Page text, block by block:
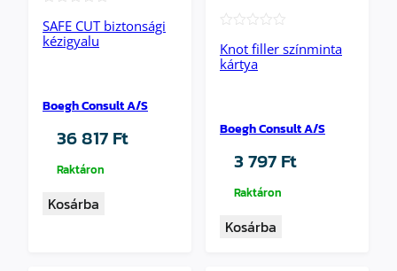
SAFE CUT biztonsági
kézigyalu
Boegh Consult A/S
36 817Ft
Raktáron
Kosárba
Knot filler színminta
kártya
Boegh Consult A/S
3 797Ft
Raktáron
Kosárba